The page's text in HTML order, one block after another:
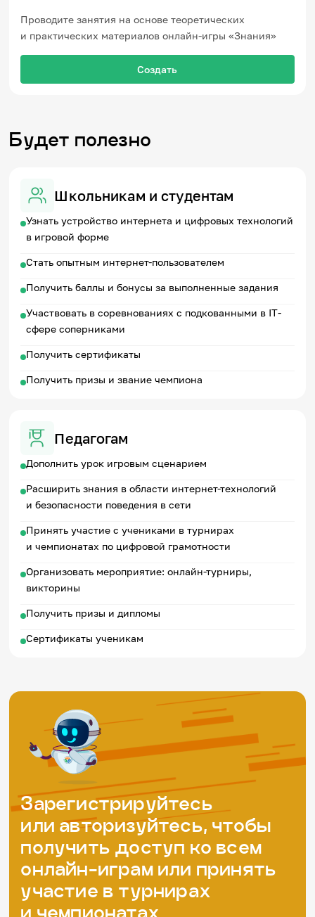
Проводите занятия на основе теоретических
и практических материалов онлайн-игры «Знания»
Создать
Будет полезно
Школьникам и студентам
Узнать устройство интернета и цифровых технологий
в игровой форме
Стать опытным интернет-пользователем
Получить баллы и бонусы за выполненные задания
Участвовать в соревнованиях с подкованными в IT-
сфере соперниками
Получить сертификаты
Получить призы и звание чемпиона
Педагогам
Дополнить урок игровым сценарием
Расширить знания в области интернет-технологий
и безопасности поведения в сети
Принять участие с учениками в турнирах
и чемпионатах по цифровой грамотности
Организовать мероприятие: онлайн-турниры,
викторины
Получить призы и дипломы
Сертификаты ученикам
Зарегистрируйтесь
или авторизуйтесь, чтобы
получить доступ ко всем
онлайн-играм или принять
участие в турнирах
и чемпионатах